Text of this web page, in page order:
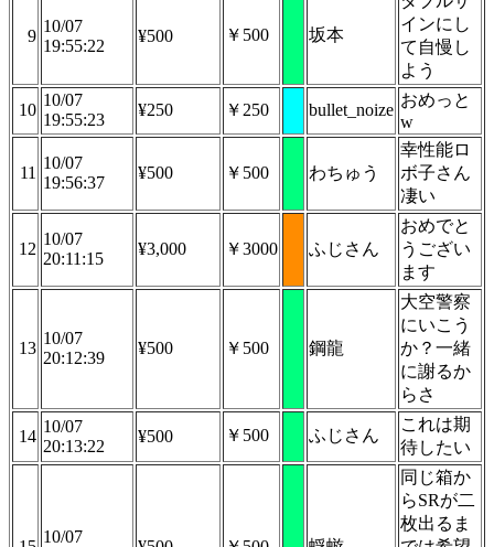
9
10/07
19:55:22
¥500 ￥500 坂本
インにし
て自慢し
よう
10
10/07
19:55:23
¥250 ￥250 bullet_noize
おめっと
w
11
10/07
19:56:37
¥500 ￥500 わちゅう
幸性能ロ
ボ子さん
凄い
12
10/07
20:11:15
¥3,000 ￥3000 ふじさん
おめでと
うござい
ます
13
10/07
20:12:39
¥500 ￥500 鋼龍
大空警察
にいこう
か？一緒
に謝るか
らさ
14
10/07
20:13:22
¥500 ￥500 ふじさん
これは期
待したい
10/07
同じ箱か
らSRが二
枚出るま